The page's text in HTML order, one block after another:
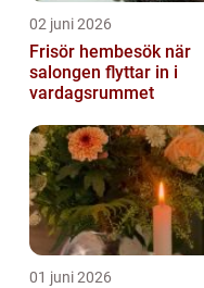
02 juni 2026
Frisör hembesök när
salongen flyttar in i
vardagsrummet
01 juni 2026